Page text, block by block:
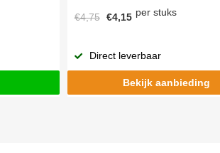
€4,75 €4,15 per stuks
Direct leverbaar
Bekijk aanbieding